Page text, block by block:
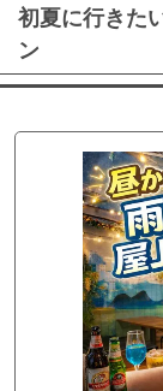
初夏に行きた
ン